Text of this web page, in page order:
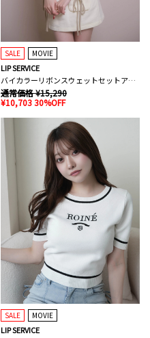
SALE MOVIE
LIP SERVICE
バイカラーリボンスウェットセットアップ
通常価格 ¥15,290
¥10,703 30%OFF
SALE MOVIE
LIP SERVICE